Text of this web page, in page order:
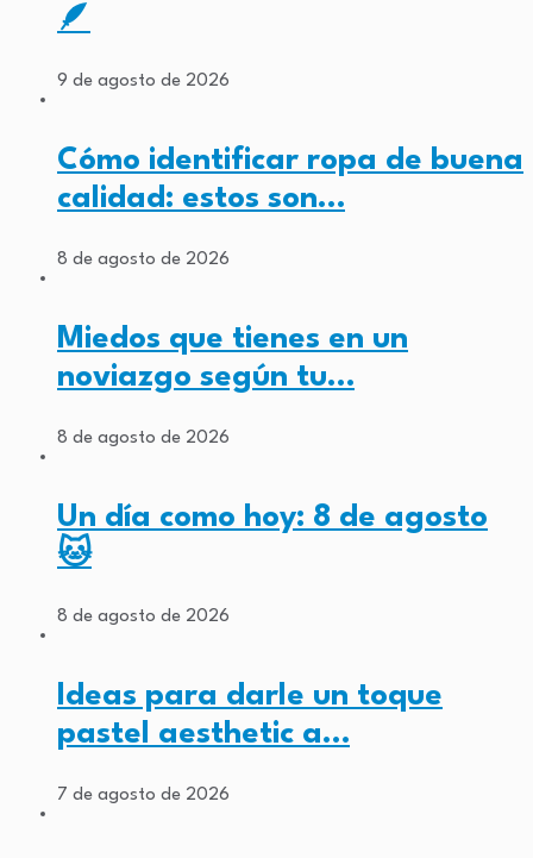
🪶
9 de agosto de 2026
Cómo identificar ropa de buena
calidad: estos son…
8 de agosto de 2026
Miedos que tienes en un
noviazgo según tu…
8 de agosto de 2026
Un día como hoy: 8 de agosto
🐱
8 de agosto de 2026
Ideas para darle un toque
pastel aesthetic a…
7 de agosto de 2026